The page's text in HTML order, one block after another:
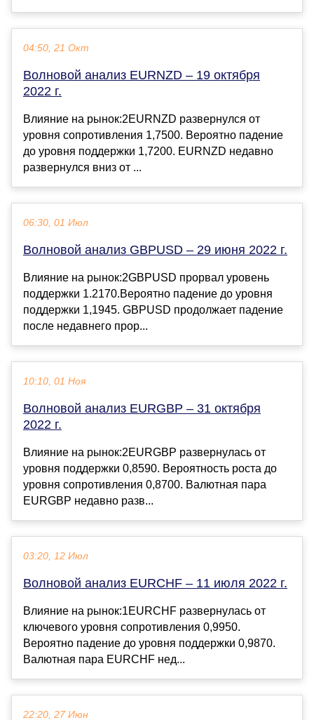
04:50, 21 Окт
Волновой анализ EURNZD – 19 октября
2022 г.
Влияние на рынок:2EURNZD развернулся от
уровня сопротивления 1,7500. Вероятно падение
до уровня поддержки 1,7200. EURNZD недавно
развернулся вниз от ...
06:30, 01 Июл
Волновой анализ GBPUSD – 29 июня 2022 г.
Влияние на рынок:2GBPUSD прорвал уровень
поддержки 1.2170.Вероятно падение до уровня
поддержки 1,1945. GBPUSD продолжает падение
после недавнего прор...
10:10, 01 Ноя
Волновой анализ EURGBP – 31 октября
2022 г.
Влияние на рынок:2EURGBP развернулась от
уровня поддержки 0,8590. Вероятность роста до
уровня сопротивления 0,8700. Валютная пара
EURGBP недавно разв...
03:20, 12 Июл
Волновой анализ EURCHF – 11 июля 2022 г.
Влияние на рынок:1EURCHF развернулась от
ключевого уровня сопротивления 0,9950.
Вероятно падение до уровня поддержки 0,9870.
Валютная пара EURCHF нед...
22:20, 27 Июн